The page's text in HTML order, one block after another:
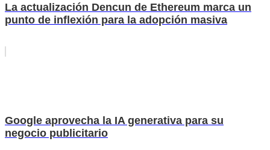
La actualización Dencun de Ethereum marca un
punto de inflexión para la adopción masiva
Google aprovecha la IA generativa para su
negocio publicitario